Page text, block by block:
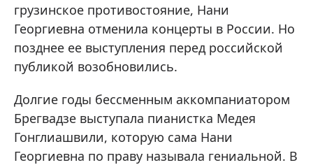
грузинское противостояние, Нани
Георгиевна отменила концерты в России. Но
позднее ее выступления перед российской
публикой возобновились.
Долгие годы бессменным аккомпаниатором
Брегвадзе выступала пианистка Медея
Гонглиашвили, которую сама Нани
Георгиевна по праву называла гениальной. В